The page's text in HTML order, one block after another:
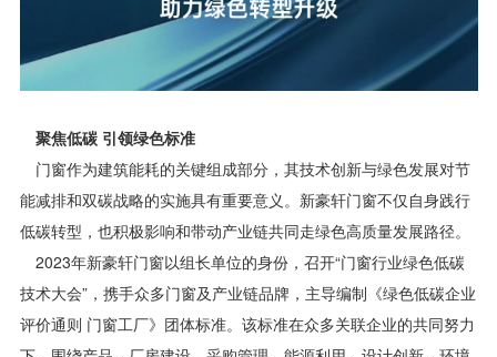
聚焦低碳 引领绿色标准
门窗作为建筑能耗的关键组成部分，其技术创新与绿色发展对节
能减排和双碳战略的实施具有重要意义。新豪轩门窗不仅自身践行
低碳转型，也积极影响和带动产业链共同走绿色高质量发展路径。
2023年新豪轩门窗以组长单位的身份，召开“门窗行业绿色低碳
技术大会”，携手众多门窗及产业链品牌，主导编制《绿色低碳企业
评价通则 门窗工厂》团体标准。该标准在众多关联企业的共同努力